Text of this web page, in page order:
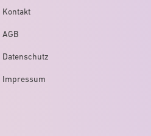
Kontakt
AGB
Datenschutz
Impressum